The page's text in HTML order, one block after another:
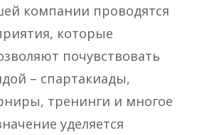
компании проводятся
которые
почувствовать
– спартакиады,
тренинги и многое
уделяется